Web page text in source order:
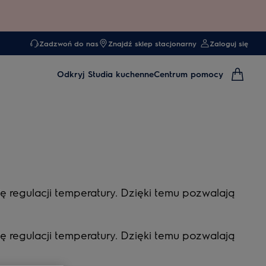
Zadzwoń do nas Znajdź sklep stacjonarny Zaloguj się
Odkryj Studia kuchenneCentrum pomocy
regulacji temperatury. Dzięki temu pozwalają
regulacji temperatury. Dzięki temu pozwalają